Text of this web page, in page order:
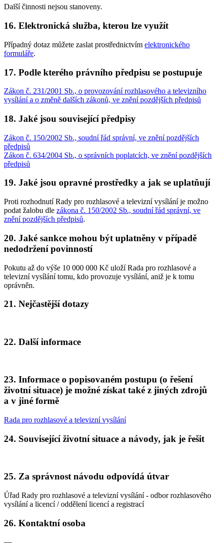
Další činnosti nejsou stanoveny.
16. Elektronická služba, kterou lze využít
Případný dotaz můžete zaslat prostřednictvím elektronického
formuláře.
17. Podle kterého právního předpisu se postupuje
Zákon č. 231/2001 Sb., o provozování rozhlasového a televizního
vysílání a o změně dalších zákonů, ve znění pozdějších předpisů
18. Jaké jsou související předpisy
Zákon č. 150/2002 Sb., soudní řád správní, ve znění pozdějších
předpisů
Zákon č. 634/2004 Sb., o správních poplatcích, ve znění pozdějších
předpisů
19. Jaké jsou opravné prostředky a jak se uplatňují
Proti rozhodnutí Rady pro rozhlasové a televizní vysílání je možno
podat žalobu dle zákona č. 150/2002 Sb., soudní řád správní, ve
znění pozdějších předpisů.
20. Jaké sankce mohou být uplatněny v případě
nedodržení povinností
Pokutu až do výše 10 000 000 Kč uloží Rada pro rozhlasové a
televizní vysílání tomu, kdo provozuje vysílání, aniž je k tomu
oprávněn.
21. Nejčastější dotazy
22. Další informace
23. Informace o popisovaném postupu (o řešení
životní situace) je možné získat také z jiných zdrojů
a v jiné formě
Rada pro rozhlasové a televizní vysílání
24. Související životní situace a návody, jak je řešit
25. Za správnost návodu odpovídá útvar
Úřad Rady pro rozhlasové a televizní vysílání - odbor rozhlasového
vysílání a licencí / oddělení licencí a registrací
26. Kontaktní osoba
—